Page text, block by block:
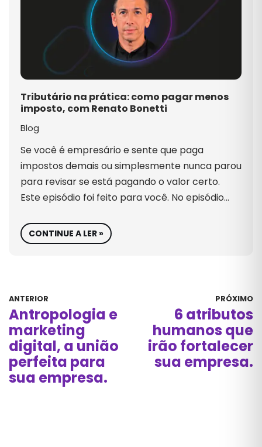
Tributário na prática: como pagar menos
imposto, com Renato Bonetti
Blog
Se você é empresário e sente que paga
impostos demais ou simplesmente nunca parou
para revisar se está pagando o valor certo.
Este episódio foi feito para você. No episódio…
CONTINUE A LER »
ANTERIOR
Antropologia e
marketing
digital, a união
perfeita para
sua empresa.
PRÓXIMO
6 atributos
humanos que
irão fortalecer
sua empresa.